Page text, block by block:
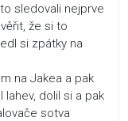
sledovali nejprve
že si to
si zpátky na
na Jakea a pak
lahev, dolil si a pak
sotva